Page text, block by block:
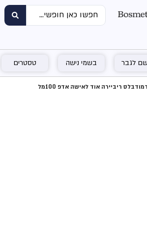
לגבר בשמי נישה טסטרים
ריביירה אוד לאישה אדפ 100מל